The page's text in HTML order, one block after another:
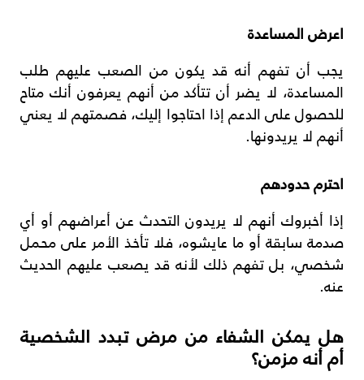
اعرض المساعدة
يجب أن تفهم أنه قد يكون من الصعب عليهم طلب
المساعدة، لا يضر أن تتأكد من أنهم يعرفون أنك متاح
للحصول على الدعم إذا احتاجوا إليك، فصمتهم لا يعني
أنهم لا يريدونها.
احترم حدودهم
إذا أخبروك أنهم لا يريدون التحدث عن أعراضهم أو أي
صدمة سابقة أو ما عايشوه، فلا تأخذ الأمر على محمل
شخصي، بل تفهم ذلك لأنه قد يصعب عليهم الحديث
عنه.
هل يمكن الشفاء من مرض تبدد الشخصية
أم أنه مزمن؟